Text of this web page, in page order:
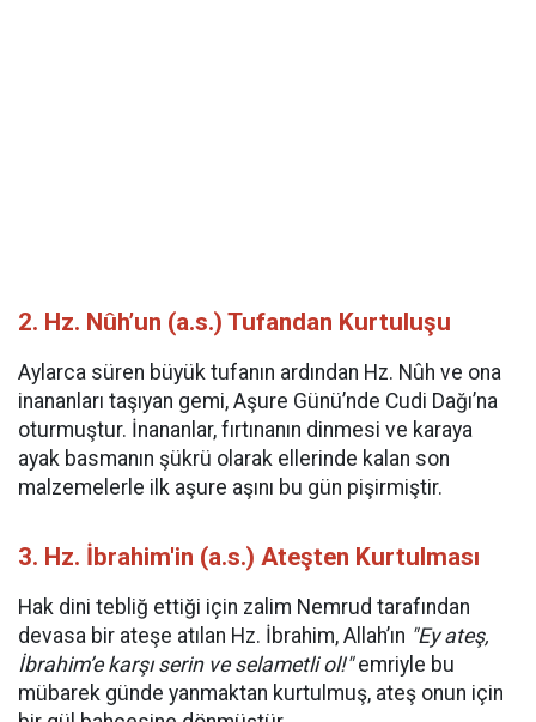
2. Hz. Nûh’un (a.s.) Tufandan Kurtuluşu
Aylarca süren büyük tufanın ardından Hz. Nûh ve ona
inananları taşıyan gemi, Aşure Günü’nde Cudi Dağı’na
oturmuştur. İnananlar, fırtınanın dinmesi ve karaya
ayak basmanın şükrü olarak ellerinde kalan son
malzemelerle ilk aşure aşını bu gün pişirmiştir.
3. Hz. İbrahim'in (a.s.) Ateşten Kurtulması
Hak dini tebliğ ettiği için zalim Nemrud tarafından
devasa bir ateşe atılan Hz. İbrahim, Allah’ın "Ey ateş,
İbrahim’e karşı serin ve selametli ol!"emriyle bu
mübarek günde yanmaktan kurtulmuş, ateş onun için